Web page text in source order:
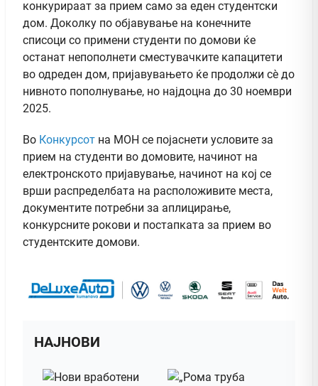
конкурираат за прием само за еден студентски
дом. Доколку по објавување на конечните
списоци со примени студенти по домови ќе
останат непополнети сместувачките капацитети
во одреден дом, пријавувањето ќе продолжи сè до
нивното пополнување, но најдоцна до 30 ноември
2025.
Во Конкурсот на МОН се појаснети условите за
прием на студенти во домовите, начинот на
електронското пријавување, начинот на кој се
врши распределбата на расположивите места,
документите потребни за аплицирање,
конкурсните рокови и постапката за прием во
студентските домови.
НАЈНОВИ